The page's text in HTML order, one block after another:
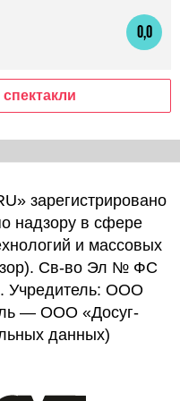
0,0
зарегистрировано
надзору в сфере
и массовых
Св-во Эл № ФС
Учредитель: ООО
— ООО «Досуг-
данных)